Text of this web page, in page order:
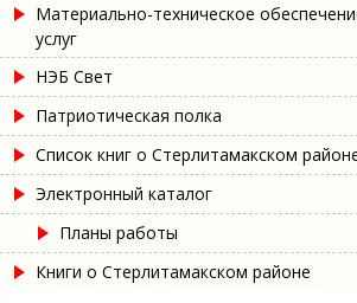
Материально-техническое
услуг
НЭБ Свет
Патриотическая полка
Список книг о Стерлитамакском
Электронный каталог
Планы работы
Книги о Стерлитамакском районе